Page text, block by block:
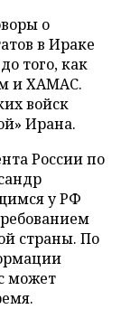
о
в Ираке
того, как
и ХАМАС.
войск
Ирана.
России по
у РФ
страны. По
может